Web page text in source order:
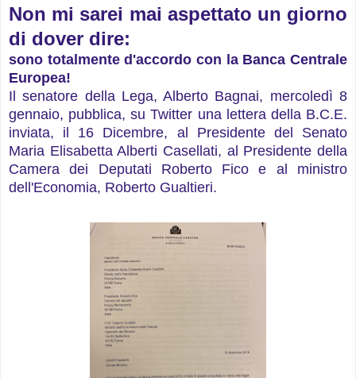
Non mi sarei mai aspettato un giorno
di dover dire:
sono totalmente d'accordo con la Banca Centrale
Europea!
Il senatore della Lega, Alberto Bagnai, mercoledì 8
gennaio, pubblica, su Twitter una lettera della B.C.E.
inviata, il 16 Dicembre, al Presidente del Senato
Maria Elisabetta Alberti Casellati, al Presidente della
Camera dei Deputati Roberto Fico e al ministro
dell'Economia, Roberto Gualtieri.